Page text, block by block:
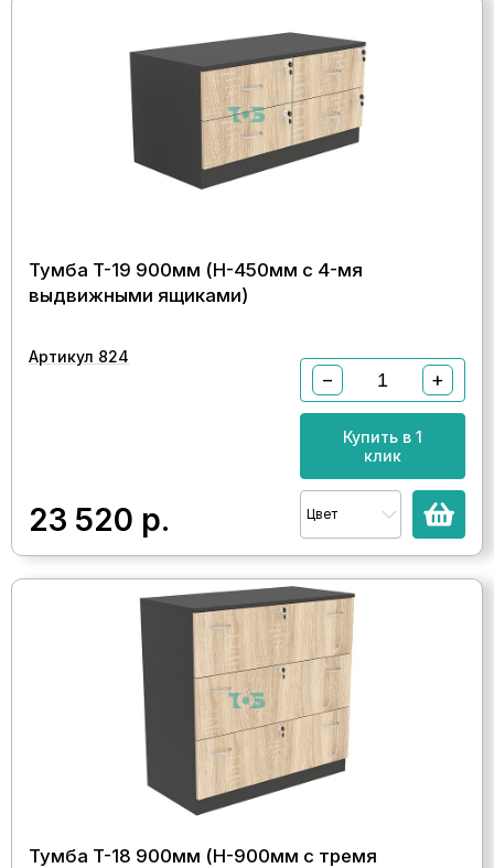
Тумба T-19 900мм (H-450мм c 4-мя
выдвижными ящиками)
Артикул 824
23 520 р.
− +
Купить в 1
клик
Цвет
Тумба T-18 900мм (H-900мм c тремя